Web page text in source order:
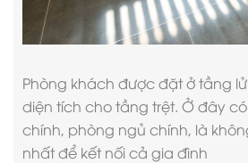
Phòng khách được đặt ở tầng
diện tích cho tầng trệt. Ở đây
chính, phòng ngủ chính, là
nhất để kết nối cả gia đình